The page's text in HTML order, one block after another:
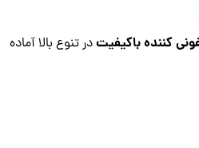
کننده باکیفیتدر تنوع بالا آماده